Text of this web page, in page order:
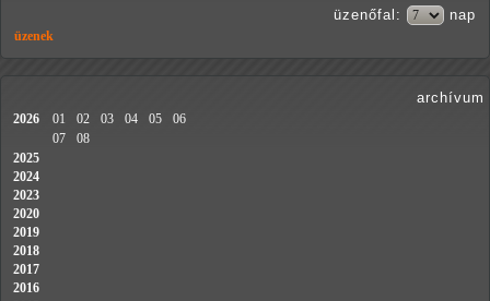
üzenőfal : nap
üzenek
archívum
2026 01 02 03 04 05
06
07
08
2025
2024
2023
2020
2019
2018
2017
2016